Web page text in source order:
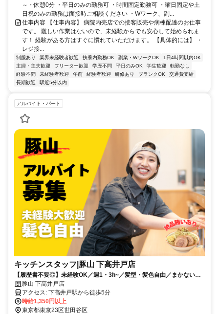
～・休憩0分 ・平日のみの勤務可 ・時間固定勤務可 ・曜日固定や土
日祝のみの勤務は面接時ご相談ください ・Wワーク、副...
仕事内容 【仕事内容】 病院内売店での接客販売や病棟配達のお仕事
です。 難しい作業はないので、未経験からでも安心して始められま
す！ 経験がある方はすぐに慣れていただけます。 【具体的には】 ・
レジ接...
制服あり 業界未経験者歓迎 扶養内勤務OK 副業・WワークOK
1日4時間以内OK
主婦・主夫歓迎
フリーター歓迎 学歴不問 平日のみOK 学生歓迎
転勤なし
経験不問
未経験者歓迎 午前 経験者歓迎 研修あり ブランクOK
交通費支給
長期歓迎
駅近5分以内
アルバイト・パート
キッチンスタッフ|豚山 下高井戸店
【履歴書不要◎】未経験OK／週1・3h~／髪型・髪色自由／まかないあ
り／WワークOK／学生・主婦(夫)活躍中／NO VISA SUPPORT
豚山 下高井戸店
アクセス: 下高井戸駅から徒歩5分
時給1,350円以上
東京都東京23区世田谷区